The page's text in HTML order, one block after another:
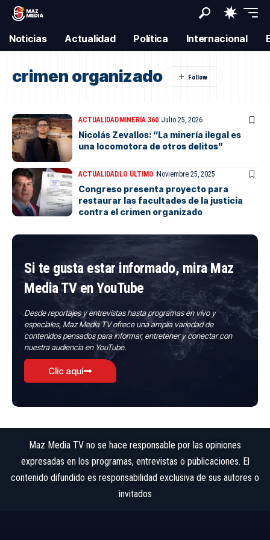
Noticias Actualidad Política Internacional
crimen organizado
ACTUALIDADMINERÍA 360 Julio 25, 2026
Nicolás Zevallos: “La minería ilegal es
una locomotora de otros delitos”
ACTUALIDADLO ÚLTIMO Noviembre 25, 2025
Congreso presenta proyecto para
restaurar las facultades de la justicia
contra el crimen organizado
Si te gusta estar informado, mira Maz
Media TV en YouTube
Desde reportajes y entrevistas hasta programas en vivo y
especiales, Maz Media TV ofrece una amplia variedad de
contenidos pensados para informar, entretener y conectar con
nuestra audiencia en YouTube.
Clic aquí
Maz Media TV no se hace responsable por las opiniones
expresadas en los programas, entrevistas o publicaciones. El
contenido difundido es responsabilidad exclusiva de sus autores o
invitados